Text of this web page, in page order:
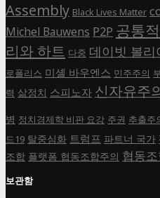
Assembly Black Lives Matter
Michel Bauwens P2P 공통
리와 하트 다중 데이빗 볼리
로폴리스 미셸 바우엔스 민주주의
력 삶정치 스피노자 신자유주
병 정치경제학 비판 요강 주권 추출주
드19 탈중심화 트럼프 파트너 국가
조합 플랫폼 협동조합주의 협동
보관함